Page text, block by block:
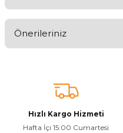
Ürünü
Önerileriniz
tarafımıza iletebilirsiniz.
Görüş ve önerileriniz için
Ürün resmi kalitesiz, bozuk
Hızlı Kargo Hizmeti
Hafta İçi 15:00 Cumartesi